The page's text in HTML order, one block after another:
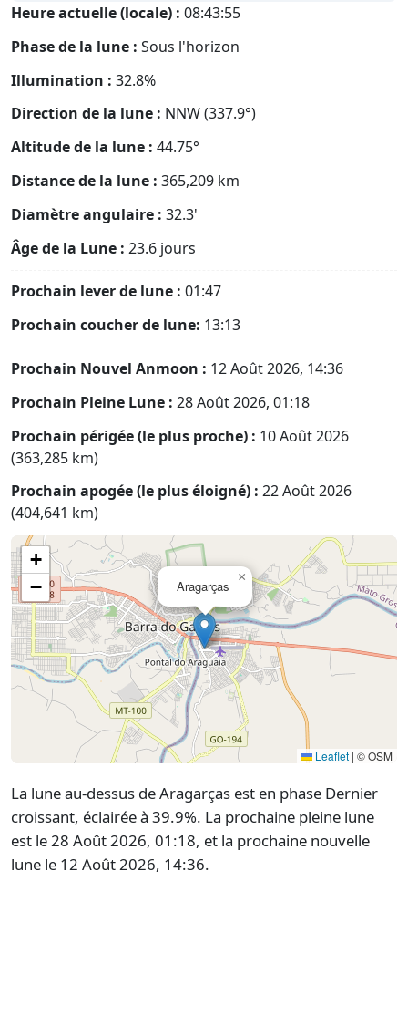
Heure actuelle (locale) : 08:43:56
Phase de la lune : Sous l'horizon
Illumination : 32.8%
Direction de la lune : NNW (337.9°)
Altitude de la lune : 44.75°
Distance de la lune : 365,209 km
Diamètre angulaire : 32.3'
Âge de la Lune : 23.6 jours
Prochain lever de lune : 01:47
Prochain coucher de lune: 13:13
Prochain Nouvel Anmoon : 12 Août 2026, 14:36
Prochain Pleine Lune : 28 Août 2026, 01:18
Prochain périgée (le plus proche) : 10 Août 2026
(363,285 km)
Prochain apogée (le plus éloigné) : 22 Août 2026
(404,641 km)
Aragarças
×
+
−
Leaflet | © OSM
La lune au-dessus de Aragarças est en phase Dernier
croissant, éclairée à 39.9%. La prochaine pleine lune
est le 28 Août 2026, 01:18, et la prochaine nouvelle
lune le 12 Août 2026, 14:36.